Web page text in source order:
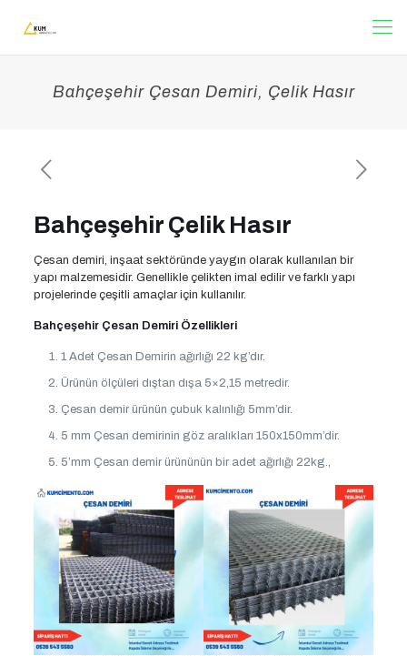
Bahçeşehir Çesan Demiri, Çelik Hasır
Bahçeşehir Çelik Hasır
Çesan demiri, inşaat sektöründe yaygın olarak kullanılan bir
yapı malzemesidir. Genellikle çelikten imal edilir ve farklı yapı
projelerinde çeşitli amaçlar için kullanılır.
Bahçeşehir Çesan Demiri Özellikleri
1 Adet Çesan Demirin ağırlığı 22 kg’dır.
Ürünün ölçüleri dıştan dışa 5×2,15 metredir.
Çesan demir ürünün çubuk kalınlığı 5mm’dir.
5 mm Çesan demirinin göz aralıkları 150x150mm’dir.
5’mm Çesan demir ürününün bir adet ağırlığı 22kg.,